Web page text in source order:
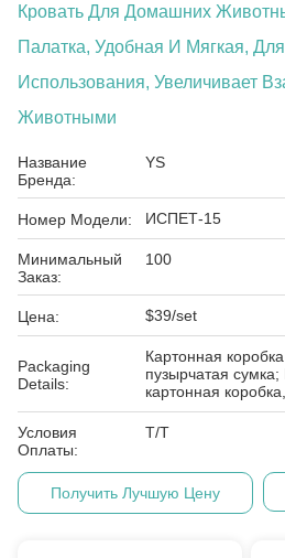
Кровать Для Домашних
Палатка, Удобная И Мягкая,
Использования, Увеличивает
Животными
Название
Бренда:
YS
Номер Модели: ИСПЕТ-15
Минимальный
Заказ:
100
Цена: $39/set
Packaging
Details:
Картонная
пузырчатая
картонная
Условия
Оплаты:
Т/Т
Получить Лучшую Цену